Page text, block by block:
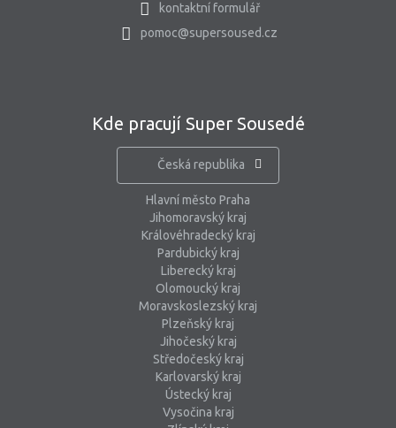
kontaktní formulář
pomoc@supersoused.cz
Kde pracují Super Sousedé
Česká republika
Hlavní město Praha
Jihomoravský kraj
Královéhradecký kraj
Pardubický kraj
Liberecký kraj
Olomoucký kraj
Moravskoslezský kraj
Plzeňský kraj
Jihočeský kraj
Středočeský kraj
Karlovarský kraj
Ústecký kraj
Vysočina kraj